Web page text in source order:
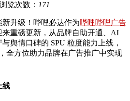
览次数： 171
升级！哔哩必达作为哔哩哔哩广告
来重磅更新，从品牌自助开通、AI
舆情口碑的 SPU 粒度能力上线，
全方位助力品牌在广告推广中实现
线